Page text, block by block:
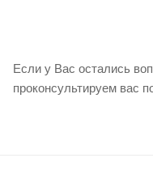
Если у Вас остались
проконсультируем вас